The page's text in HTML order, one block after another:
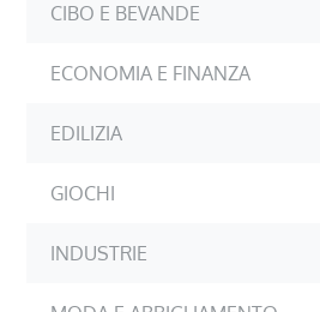
CIBO E BEVANDE
ECONOMIA E FINANZA
EDILIZIA
GIOCHI
INDUSTRIE